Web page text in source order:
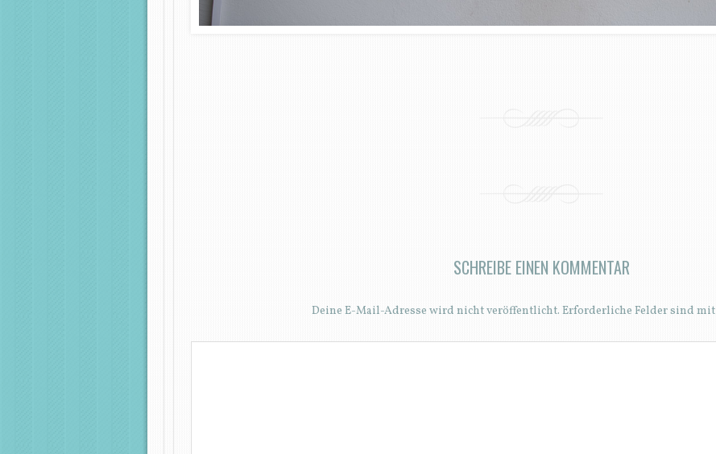
SCHREIBE EINEN KOMMENTAR
Deine E-Mail-Adresse wird nicht veröffentlicht. Erforderliche Felder sind mit